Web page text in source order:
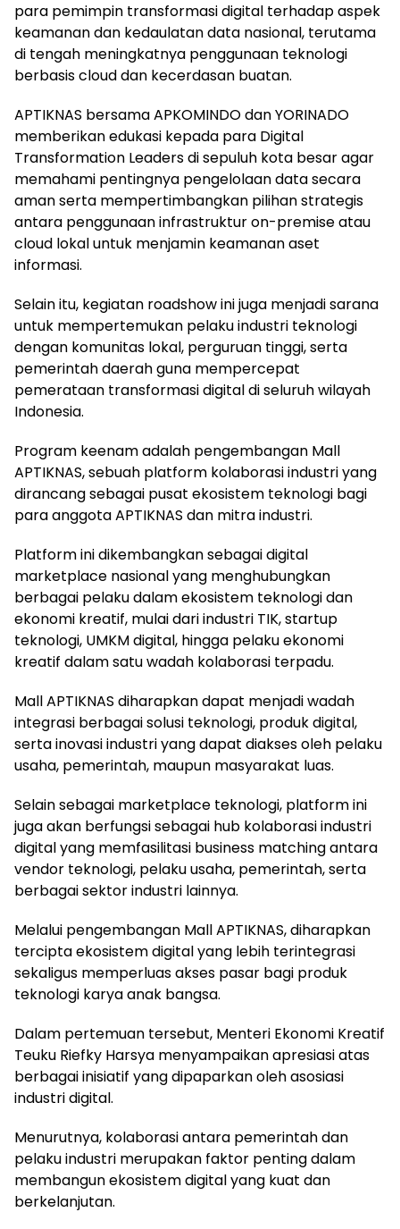
para pemimpin transformasi digital terhadap aspek
keamanan dan kedaulatan data nasional, terutama
di tengah meningkatnya penggunaan teknologi
berbasis cloud dan kecerdasan buatan.
APTIKNAS bersama APKOMINDO dan YORINADO
memberikan edukasi kepada para Digital
Transformation Leaders di sepuluh kota besar agar
memahami pentingnya pengelolaan data secara
aman serta mempertimbangkan pilihan strategis
antara penggunaan infrastruktur on-premise atau
cloud lokal untuk menjamin keamanan aset
informasi.
Selain itu, kegiatan roadshow ini juga menjadi sarana
untuk mempertemukan pelaku industri teknologi
dengan komunitas lokal, perguruan tinggi, serta
pemerintah daerah guna mempercepat
pemerataan transformasi digital di seluruh wilayah
Indonesia.
Program keenam adalah pengembangan Mall
APTIKNAS, sebuah platform kolaborasi industri yang
dirancang sebagai pusat ekosistem teknologi bagi
para anggota APTIKNAS dan mitra industri.
Platform ini dikembangkan sebagai digital
marketplace nasional yang menghubungkan
berbagai pelaku dalam ekosistem teknologi dan
ekonomi kreatif, mulai dari industri TIK, startup
teknologi, UMKM digital, hingga pelaku ekonomi
kreatif dalam satu wadah kolaborasi terpadu.
Mall APTIKNAS diharapkan dapat menjadi wadah
integrasi berbagai solusi teknologi, produk digital,
serta inovasi industri yang dapat diakses oleh pelaku
usaha, pemerintah, maupun masyarakat luas.
Selain sebagai marketplace teknologi, platform ini
juga akan berfungsi sebagai hub kolaborasi industri
digital yang memfasilitasi business matching antara
vendor teknologi, pelaku usaha, pemerintah, serta
berbagai sektor industri lainnya.
Melalui pengembangan Mall APTIKNAS, diharapkan
tercipta ekosistem digital yang lebih terintegrasi
sekaligus memperluas akses pasar bagi produk
teknologi karya anak bangsa.
Dalam pertemuan tersebut, Menteri Ekonomi Kreatif
Teuku Riefky Harsya menyampaikan apresiasi atas
berbagai inisiatif yang dipaparkan oleh asosiasi
industri digital.
Menurutnya, kolaborasi antara pemerintah dan
pelaku industri merupakan faktor penting dalam
membangun ekosistem digital yang kuat dan
berkelanjutan.